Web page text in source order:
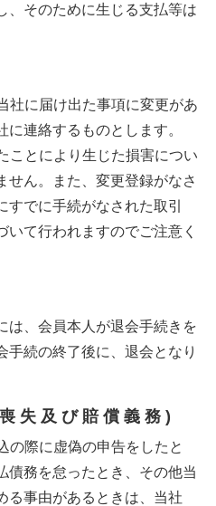
、そのために生じる支払等は
社に届け出た事項に変更があ
連絡するものとします。
ことにより生じた損害につい
せん。また、変更登録がなさ
でに手続がなされた取引
て行われますのでご注意く
は、会員本人が退会手続きを
手続の終了後に、退会となり
失及び賠償義務)
の際に虚偽の申告をしたと
債務を怠ったとき、その他当
る事由があるときは、当社